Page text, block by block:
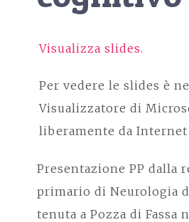
Visualizza slides.
Per vedere le slides è
Visualizzatore di
liberamente da Internet
Presentazione PP dalla
primario di Neurologia
tenuta a Pozza di Fassa